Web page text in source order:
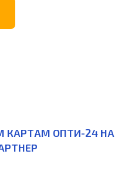
КАРТАМ ОПТИ-24 НА